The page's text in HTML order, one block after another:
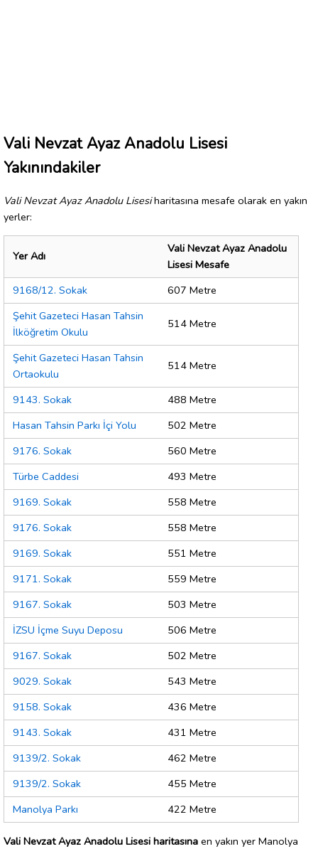
Vali Nevzat Ayaz Anadolu Lisesi
Yakınındakiler
Vali Nevzat Ayaz Anadolu Lisesiharitasına mesafe olarak en yakın
yerler:
Yer Adı
Vali Nevzat Ayaz Anadolu
Lisesi Mesafe
9168/12. Sokak
607 Metre
Şehit Gazeteci Hasan Tahsin
İlköğretim Okulu
514 Metre
Şehit Gazeteci Hasan Tahsin
Ortaokulu
514 Metre
9143. Sokak
488 Metre
Hasan Tahsin Parkı İçi Yolu
502 Metre
9176. Sokak
560 Metre
Türbe Caddesi
493 Metre
9169. Sokak
558 Metre
9176. Sokak
558 Metre
9169. Sokak
551 Metre
9171. Sokak
559 Metre
9167. Sokak
503 Metre
İZSU İçme Suyu Deposu
506 Metre
9167. Sokak
502 Metre
9029. Sokak
543 Metre
9158. Sokak
436 Metre
9143. Sokak
431 Metre
9139/2. Sokak
462 Metre
9139/2. Sokak
455 Metre
Manolya Parkı
422 Metre
Vali Nevzat Ayaz Anadolu Lisesi haritasına en yakın yer Manolya